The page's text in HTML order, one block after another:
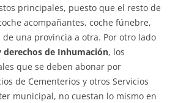
principales, puesto que el resto de
acompañantes, coche fúnebre,
una provincia a otra. Por otro lado
derechos de Inhumación, los
que se deben abonar por
de Cementerios y otros Servicios
municipal, no cuestan lo mismo en